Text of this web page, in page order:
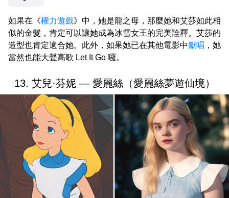
如果在《權力遊戲》中，她是龍之母，那麼她和艾莎如此相
似的金髮，肯定可以讓她成為冰雪女王的完美詮釋。艾莎的
造型也肯定適合她。此外，如果她已在其他電影中獻唱 ，她
當然也能大聲高歌 Let It Go 囉。
13. 艾兒·芬妮 — 愛麗絲（愛麗絲夢遊仙境）